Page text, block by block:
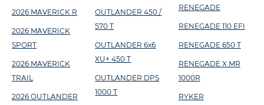
2026 MAVERICK R
2026 MAVERICK
SPORT
2026 MAVERICK
TRAIL
2026 OUTLANDER
OUTLANDER 450 /
570 T
OUTLANDER 6x6
XU+ 450 T
OUTLANDER DPS
1000 T
RENEGADE
RENEGADE 110 EFI
RENEGADE 650 T
RENEGADE X MR
1000R
RYKER